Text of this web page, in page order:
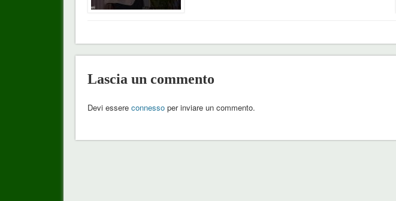
Lascia un commento
Devi essere connessoper inviare un commento.